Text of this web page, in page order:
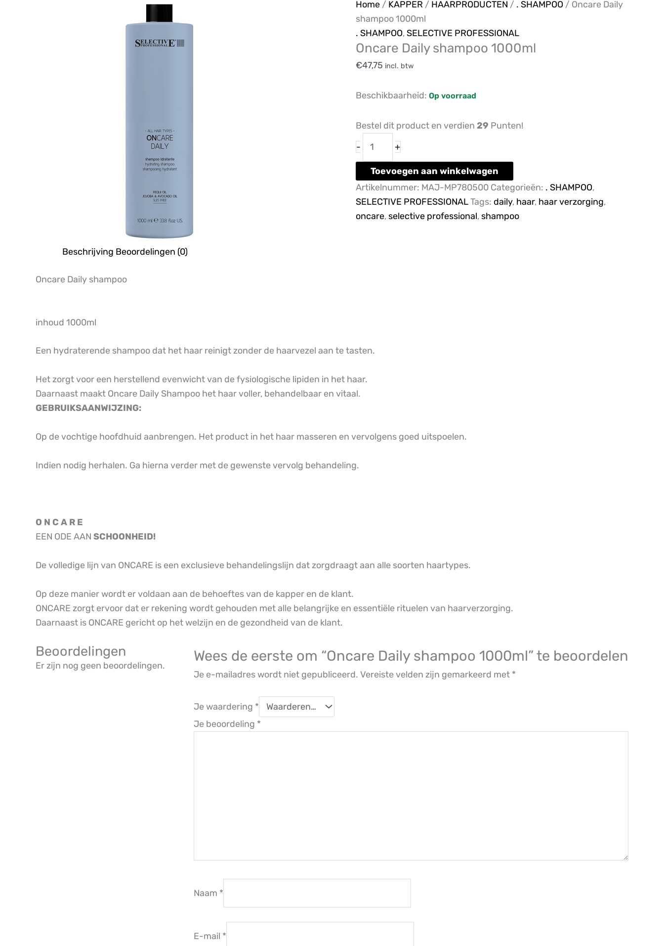
Home / KAPPER / HAARPRODUCTEN / . SHAMPOO / Oncare Daily
shampoo 1000ml
. SHAMPOO,SELECTIVE PROFESSIONAL
Oncare Daily shampoo 1000ml
€47,75 incl. btw
Beschikbaarheid: Op voorraad
Bestel dit product en verdien 29 Punten!
-
Oncare
Daily
shampoo
1000ml
aantal
+
Toevoegen aan winkelwagen
Artikelnummer: MAJ-MP780500 Categorieën: . SHAMPOO,
SELECTIVE PROFESSIONALTags: daily, haar, haar verzorging,
oncare, selective professional, shampoo
Beschrijving Beoordelingen (0)
Oncare Daily shampoo
inhoud 1000ml
Een hydraterende shampoo dat het haar reinigt zonder de haarvezel aan te tasten.
Het zorgt voor een herstellend evenwicht van de fysiologische lipiden in het haar.
Daarnaast maakt Oncare Daily Shampoo het haar voller, behandelbaar en vitaal.
GEBRUIKSAANWIJZING:
Op de vochtige hoofdhuid aanbrengen. Het product in het haar masseren en vervolgens goed uitspoelen.
Indien nodig herhalen. Ga hierna verder met de gewenste vervolg behandeling.
O N C A R E
EEN ODE AAN SCHOONHEID!
De volledige lijn van ONCARE is een exclusieve behandelingslijn dat zorgdraagt aan alle soorten haartypes.
Op deze manier wordt er voldaan aan de behoeftes van de kapper en de klant.
ONCARE zorgt ervoor dat er rekening wordt gehouden met alle belangrijke en essentiële rituelen van haarverzorging.
Daarnaast is ONCARE gericht op het welzijn en de gezondheid van de klant.
Beoordelingen
Er zijn nog geen beoordelingen.
Wees de eerste om “Oncare Daily shampoo 1000ml” te beoordelen
Je e-mailadres wordt niet gepubliceerd. Vereiste velden zijn gemarkeerd met *
Je waardering *
Je beoordeling *
Naam *
E-mail *